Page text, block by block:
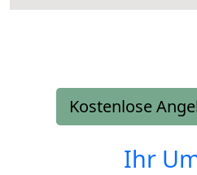
Kostenlose
Ihr